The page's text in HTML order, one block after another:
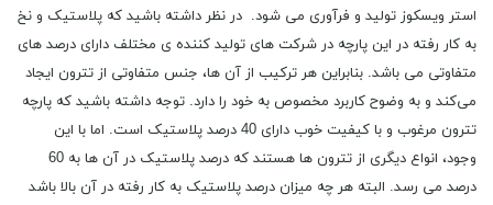
استر ویسکوز تولید و فرآوری می شود. در نظر داشته باشید که پلاستیک و نخ
به کار رفته در این پارچه در شرکت های تولید کننده ی مختلف دارای درصد های
متفاوتی می باشد. بنابراین هر ترکیب از آن ‌ها، جنس متفاوتی از تترون ایجاد
می‌کند و به وضوح کاربرد مخصوص به خود را دارد. توجه داشته باشید که پارچه
تترون مرغوب و با کیفیت خوب دارای 40 درصد پلاستیک است. اما با این
وجود، انواع دیگری از تترون‌ ها هستند که درصد پلاستیک در آن ‌ها به 60
درصد می‌ رسد. البته هر چه میزان درصد پلاستیک به کار رفته در آن بالا باشد